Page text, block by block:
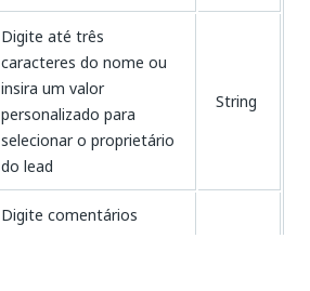
Digite até três
caracteres do nome ou
insira um valor
personalizado para
selecionar o proprietário
do lead
String
Digite comentários